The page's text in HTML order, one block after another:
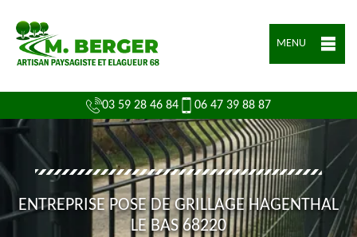
MENU
03 59 28 46 84 06 47 39 88 87
ENTREPRISE POSE DE GRILLAGE HAGENTHAL
LE BAS 68220